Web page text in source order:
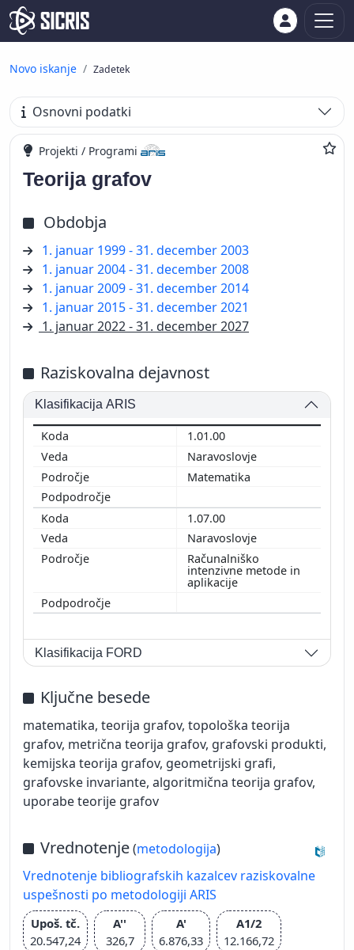
Novo iskanje Zadetek
Osnovni podatki
Projekti / Programi
Teorija grafov
Obdobja
1. januar 1999 - 31. december 2003
1. januar 2004 - 31. december 2008
1. januar 2009 - 31. december 2014
1. januar 2015 - 31. december 2021
1. januar 2022 - 31. december 2027
Raziskovalna dejavnost
Klasifikacija ARIS
1.01.00
Naravoslovje
Matematika
1.07.00
Naravoslovje
Računalniško
intenzivne metode in
aplikacije
Klasifikacija FORD
Ključne besede
matematika, teorija grafov, topološka teorija
grafov, metrična teorija grafov, grafovski produkti,
kemijska teorija grafov, geometrijski grafi,
grafovske invariante, algoritmična teorija grafov,
uporabe teorije grafov
Vrednotenje(metodologija)
Vrednotenje bibliografskih kazalcev raziskovalne
uspešnosti po metodologiji ARIS
Upoš. tč.
20.547,24
A''
326,7
A'
6.876,33
A1/2
12.166,72